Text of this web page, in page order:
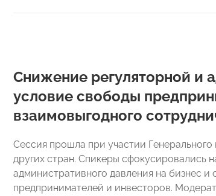
Снижение регуляторной и
условие свободы
взаимовыгодного
Сессия прошла при участии Генерального
других стран. Спикеры сфокусировались
административного давления на бизнес
предпринимателей и инвесторов.